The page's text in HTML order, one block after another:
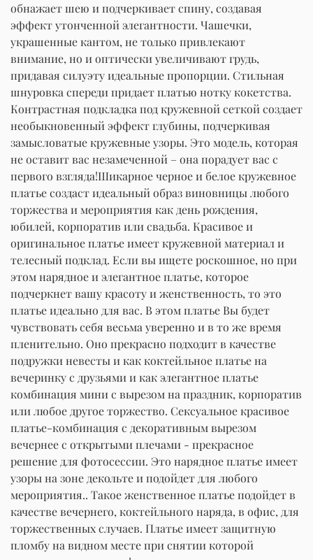
обнажает шею и подчеркивает спину, создавая
эффект утонченной элегантности. Чашечки,
украшенные кантом, не только привлекают
внимание, но и оптически увеличивают грудь,
придавая силуэту идеальные пропорции. Стильная
шнуровка спереди придает платью нотку кокетства.
Контрастная подкладка под кружевной сеткой создает
необыкновенный эффект глубины, подчеркивая
замысловатые кружевные узоры. Это модель, которая
не оставит вас незамеченной – она порадует вас с
первого взгляда!Шикарное черное и белое кружевное
платье создаст идеальный образ виновницы любого
торжества и мероприятия как день рождения,
юбилей, корпоратив или свадьба. Красивое и
оригинальное платье имеет кружевной материал и
телесный подклад. Если вы ищете роскошное, но при
этом нарядное и элегантное платье, которое
подчеркнет вашу красоту и женственность, то это
платье идеально для вас. В этом платье Вы будет
чувствовать себя весьма уверенно и в то же время
пленительно. Оно прекрасно подходит в качестве
подружки невесты и как коктейльное платье на
вечеринку с друзьями и как элегантное платье
комбинация мини с вырезом на праздник, корпоратив
или любое другое торжество. Сексуальное красивое
платье-комбинация с декоративным вырезом
вечернее с открытыми плечами - прекрасное
решение для фотосессии. Это нарядное платье имеет
узоры на зоне декольте и подойдет для любого
мероприятия.. Такое женственное платье подойдет в
качестве вечернего, коктейльного наряда, в офис, для
торжественных случаев. Платье имеет защитную
пломбу на видном месте при снятии которой